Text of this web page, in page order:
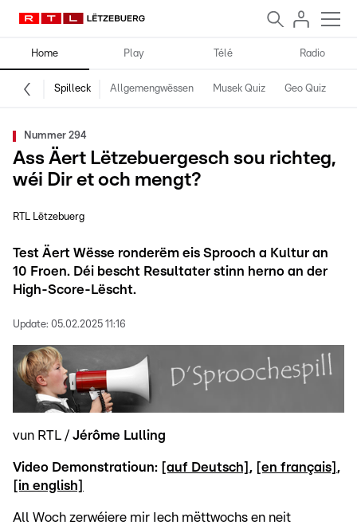
Home Play Télé Radio
Spilleck Allgemengwëssen Musek Quiz Geo Quiz
Nummer 294
Ass Äert Lëtzebuergesch sou richteg,
wéi Dir et och mengt?
RTL Lëtzebuerg
Test Äert Wësse ronderëm eis Sprooch a Kultur an
10 Froen. Déi bescht Resultater stinn herno an der
High-Score-Lëscht.
Update: 05.02.2025 11:16
vun RTL / Jérôme Lulling
Video Demonstratioun: [auf Deutsch] , [en français] ,
[in english]
All Woch zerwéiere mir Iech mëttwochs en neit